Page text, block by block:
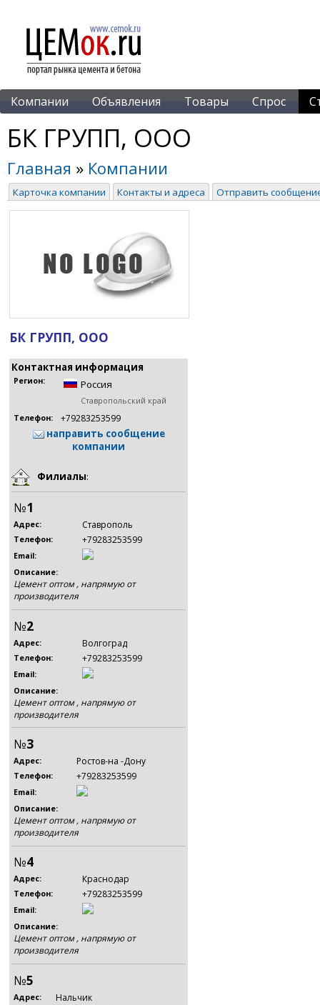
Компании Объявления Товары Спрос
БК ГРУПП, ООО
Главная » Компании
Карточка компании Контакты и адреса Отправить
БК ГРУПП, ООО
Контактная информация
Регион: Россия
Ставропольский край
Телефон:
+79283253599
направить сообщение
компании
Филиалы:
№1
Адрес: Ставрополь
Телефон: +79283253599
Email:
Описание:
Цемент оптом , напрямую от
производителя
№2
Адрес: Волгоград
Телефон: +79283253599
Email:
Описание:
Цемент оптом , напрямую от
производителя
№3
Адрес: Ростов-на -Дону
Телефон: +79283253599
Email:
Описание:
Цемент оптом , напрямую от
производителя
№4
Адрес: Краснодар
Телефон: +79283253599
Email:
Описание:
Цемент оптом , напрямую от
производителя
№5
Адрес: Нальчик